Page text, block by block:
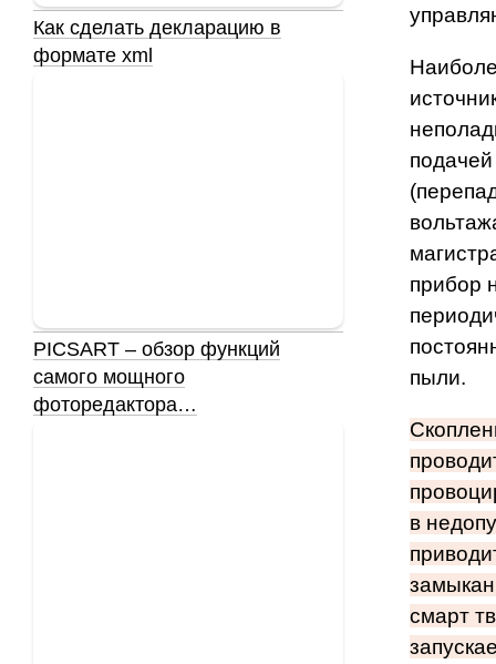
прибор
пыли.
в
смарт
Как сделать декларацию в
формате xml
PICSART – обзор функций
самого мощного
фоторедактора…